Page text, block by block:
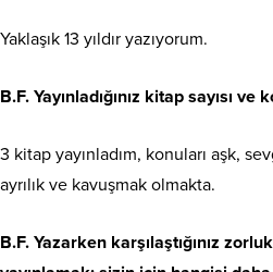
Yaklaşık 13 yıldır yazıyorum.
B.F. Yayınladığınız kitap sayısı ve
3 kitap yayınladım, konuları aşk,
ayrılık ve kavuşmak olmakta.
B.F. Yazarken karşılaştığınız